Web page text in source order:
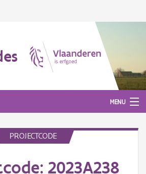
MENU
PROJECTCODE
2023A238